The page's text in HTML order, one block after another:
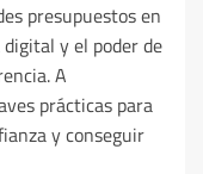
presupuestos en
y el poder de
A
prácticas para
y conseguir